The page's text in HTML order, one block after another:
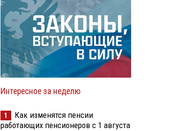
Интересное за неделю
1
Как изменятся пенсии
работающих пенсионеров с 1 августа